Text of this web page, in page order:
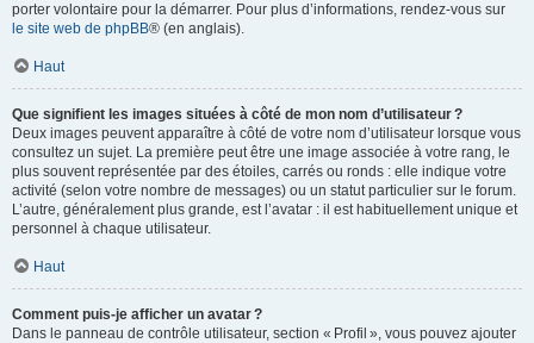
porter volontaire pour la démarrer. Pour plus d’informations, rendez-vous sur
le site web de phpBB® (en anglais).
Haut
Que signifient les images situées à côté de mon nom d’utilisateur ?
Deux images peuvent apparaître à côté de votre nom d’utilisateur lorsque vous
consultez un sujet. La première peut être une image associée à votre rang, le
plus souvent représentée par des étoiles, carrés ou ronds : elle indique votre
activité (selon votre nombre de messages) ou un statut particulier sur le forum.
L’autre, généralement plus grande, est l’avatar : il est habituellement unique et
personnel à chaque utilisateur.
Haut
Comment puis-je afficher un avatar ?
Dans le panneau de contrôle utilisateur, section « Profil », vous pouvez ajouter